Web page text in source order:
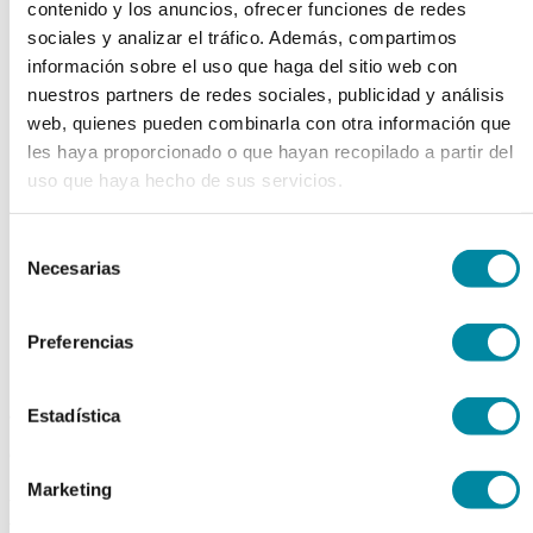
contenido y los anuncios, ofrecer funciones de redes
sociales y analizar el tráfico. Además, compartimos
información sobre el uso que haga del sitio web con
nuestros partners de redes sociales, publicidad y análisis
web, quienes pueden combinarla con otra información que
les haya proporcionado o que hayan recopilado a partir del
uso que haya hecho de sus servicios.
Necesarias
Preferencias
Estadística
Marketing
chevron_right
adquiriendo este producto
BISMUTO SUBNITRATO